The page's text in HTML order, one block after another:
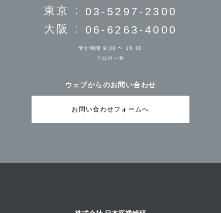
東京 : 03-5297-2300
大阪 : 06-6263-4000
受付時間 9:30 〜 16:30
平日月～金
ウェブからのお問い合わせ
お問い合わせフォームへ